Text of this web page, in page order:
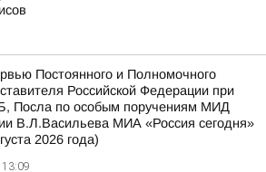
Постоянного и Полномочного
Российской Федерации при
Посла по особым поручениям МИД
В.Л.Васильева МИА «Россия сегодня»
2026 года)
13:09